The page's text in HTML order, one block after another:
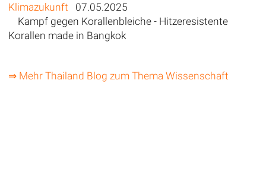
Klimazukunft 07.05.2025
Kampf gegen Korallenbleiche - Hitzeresistente
Korallen made in Bangkok
⇒ Mehr Thailand Blog zum Thema Wissenschaft